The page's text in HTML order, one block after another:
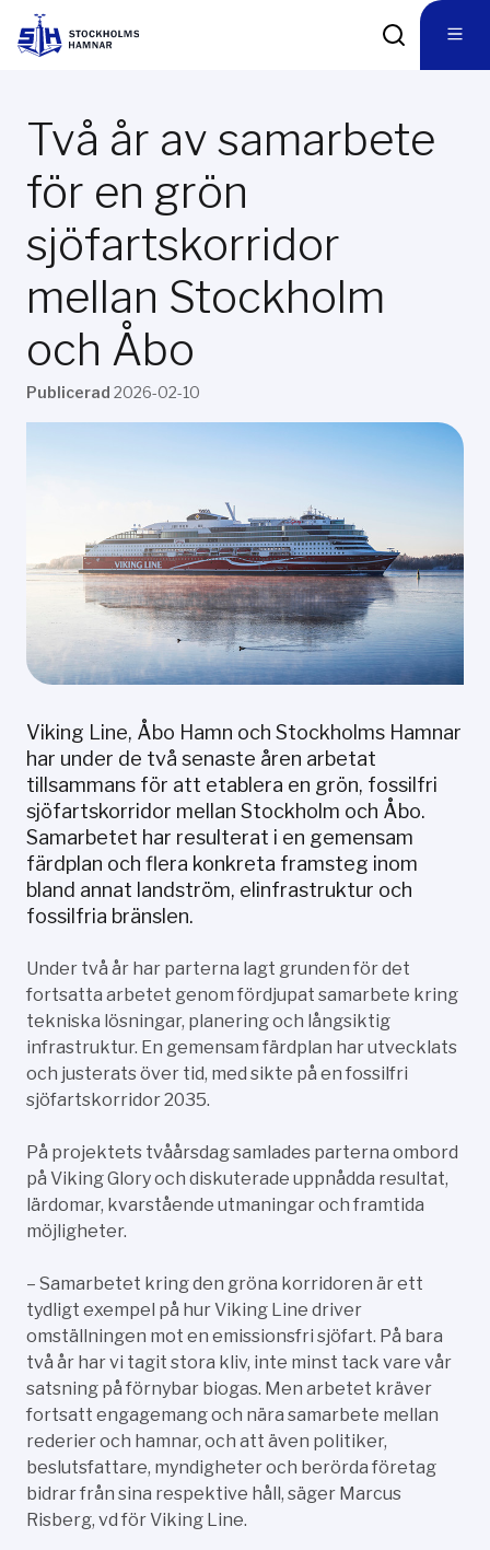
Två år av samarbete
för en grön
sjöfartskorridor
mellan Stockholm
och Åbo
Publicerad 2026-02-10
Viking Line, Åbo Hamn och Stockholms Hamnar
har under de två senaste åren arbetat
tillsammans för att etablera en grön, fossilfri
sjöfartskorridor mellan Stockholm och Åbo.
Samarbetet har resulterat i en gemensam
färdplan och flera konkreta framsteg inom
bland annat landström, elinfrastruktur och
fossilfria bränslen.
Under två år har parterna lagt grunden för det
fortsatta arbetet genom fördjupat samarbete kring
tekniska lösningar, planering och långsiktig
infrastruktur. En gemensam färdplan har utvecklats
och justerats över tid, med sikte på en fossilfri
sjöfartskorridor 2035.
På projektets tvåårsdag samlades parterna ombord
på Viking Glory och diskuterade uppnådda resultat,
lärdomar, kvarstående utmaningar och framtida
möjligheter.
– Samarbetet kring den gröna korridoren är ett
tydligt exempel på hur Viking Line driver
omställningen mot en emissionsfri sjöfart. På bara
två år har vi tagit stora kliv, inte minst tack vare vår
satsning på förnybar biogas. Men arbetet kräver
fortsatt engagemang och nära samarbete mellan
rederier och hamnar, och att även politiker,
beslutsfattare, myndigheter och berörda företag
bidrar från sina respektive håll, säger Marcus
Risberg, vd för Viking Line.